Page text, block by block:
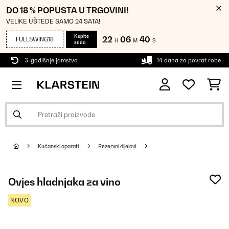
DO 18 % POPUSTA U TRGOVINI!
VELIKE UŠTEDE SAMO 24 SATA!
FULLSWING18
Kupite
sada
22 H 06 M 40 S
3-godišnje jamstvo 14 dana za povrat robe
Kućanski aparati Rezervni dijelovi
Ovjes hladnjaka za vino
NOVO